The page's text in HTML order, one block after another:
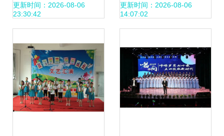
作竟入选法国巴黎
组织文化艺术交流
活动
更新时间：2026-08-06
23:30:42
级群团文艺汇演
更新时间：2026-08-06
14:07:02